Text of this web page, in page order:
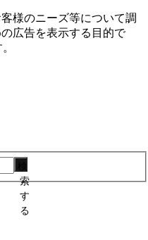
様のニーズ等について調
広告を表⽰する⽬的で
索
す
る